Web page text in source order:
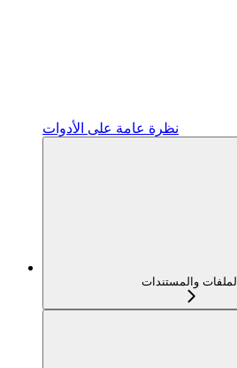
نظرة عامة على الأدوات
الملفات والمستندات